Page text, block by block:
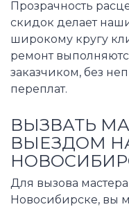
Прозрачность
скидок делает
широкому кругу
ремонт
заказчиком, без
переплат.
ВЫЗВАТЬ
ВЫЕЗДОМ
Для вызова
Новосибирске, вы